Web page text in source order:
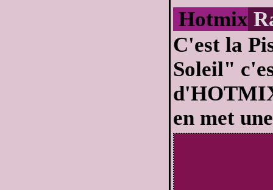
Hotmix
C'est la
Soleil"
en met